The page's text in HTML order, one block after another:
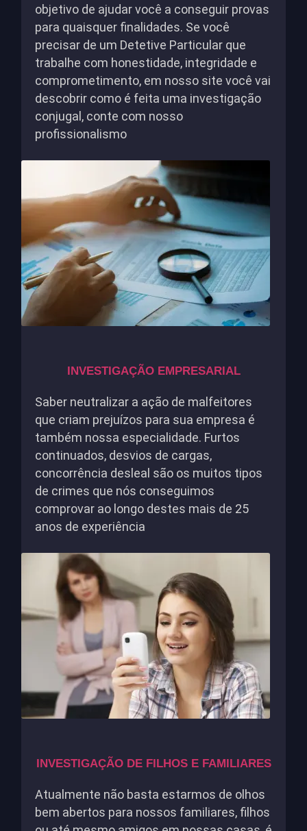
objetivo de ajudar você a conseguir provas
para quaisquer finalidades. Se você
precisar de um Detetive Particular que
trabalhe com honestidade, integridade e
comprometimento, em nosso site você vai
descobrir como é feita uma investigação
conjugal, conte com nosso
profissionalismo
INVESTIGAÇÃO EMPRESARIAL
Saber neutralizar a ação de malfeitores
que criam prejuízos para sua empresa é
também nossa especialidade. Furtos
continuados, desvios de cargas,
concorrência desleal são os muitos tipos
de crimes que nós conseguimos
comprovar ao longo destes mais de 25
anos de experiência
INVESTIGAÇÃO DE FILHOS E FAMILIARES
Atualmente não basta estarmos de olhos
bem abertos para nossos familiares, filhos